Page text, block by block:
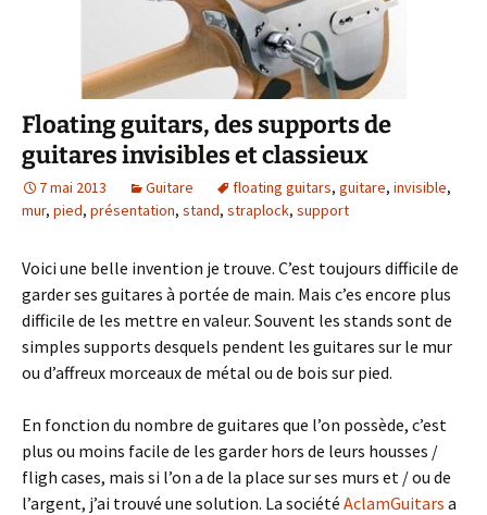
Floating guitars, des supports de
guitares invisibles et classieux
7 mai 2013 Guitare floating guitars, guitare, invisible,
mur, pied, présentation, stand, straplock, support
Voici une belle invention je trouve. C’est toujours difficile de
garder ses guitares à portée de main. Mais c’es encore plus
difficile de les mettre en valeur. Souvent les stands sont de
simples supports desquels pendent les guitares sur le mur
ou d’affreux morceaux de métal ou de bois sur pied.
En fonction du nombre de guitares que l’on possède, c’est
plus ou moins facile de les garder hors de leurs housses /
fligh cases, mais si l’on a de la place sur ses murs et / ou de
l’argent, j’ai trouvé une solution. La société AclamGuitars a